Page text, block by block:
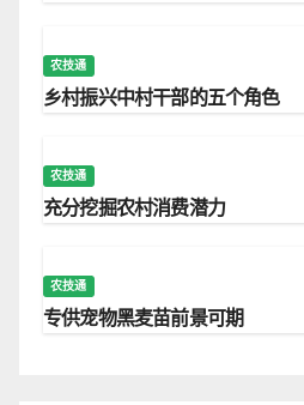
农技通
乡村振兴中村干部的五个角色
农技通
充分挖掘农村消费潜力
农技通
专供宠物黑麦苗前景可期